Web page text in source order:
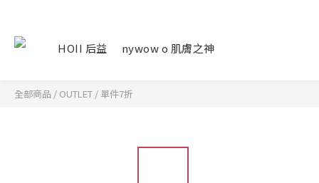
HOII 后益 nywow o 肌膚之神
全部商品 / OUTLET / 單件7折